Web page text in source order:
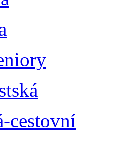
cestovní